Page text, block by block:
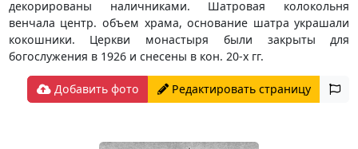
декорированы наличниками. Шатровая колокольня
венчала центр. объем храма, основание шатра украшали
кокошники. Церкви монастыря были закрыты для
богослужения в 1926 и снесены в кон. 20-х гг.
Добавить фото Редактировать страницу